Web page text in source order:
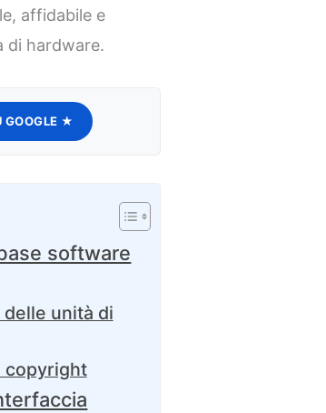
affidabile e
di hardware.
GOOGLE ★
software
unità di
copyright